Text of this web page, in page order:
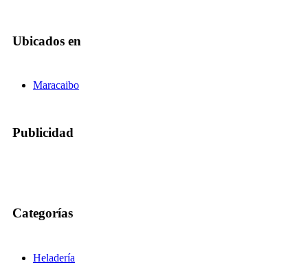
Ubicados en
Maracaibo
Publicidad
Categorías
Heladería